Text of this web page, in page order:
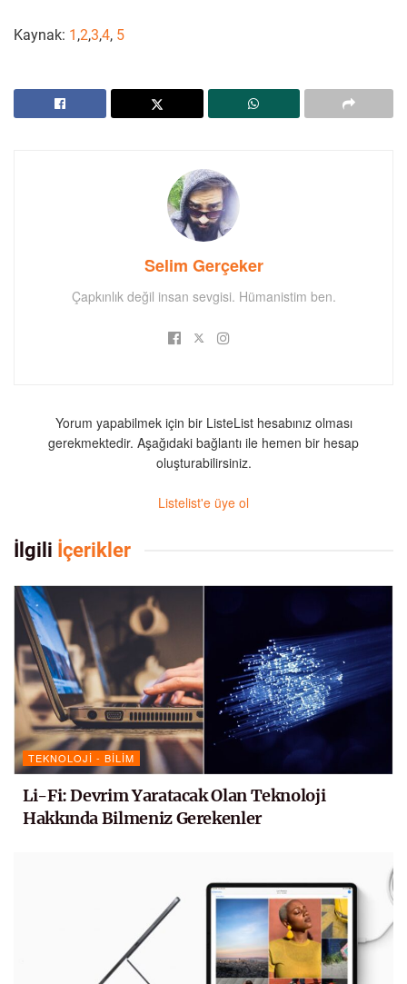
Kaynak: 1 ,2,3,4, 5
Selim Gerçeker
Çapkınlık değil insan sevgisi. Hümanistim ben.
Yorum yapabilmek için bir ListeList hesabınız olması
gerekmektedir. Aşağıdaki bağlantı ile hemen bir hesap
oluşturabilirsiniz.
Listelist'e üye ol
İlgili İçerikler
TEKNOLOJI - BILIM
Li-Fi: Devrim Yaratacak Olan Teknoloji
Hakkında Bilmeniz Gerekenler